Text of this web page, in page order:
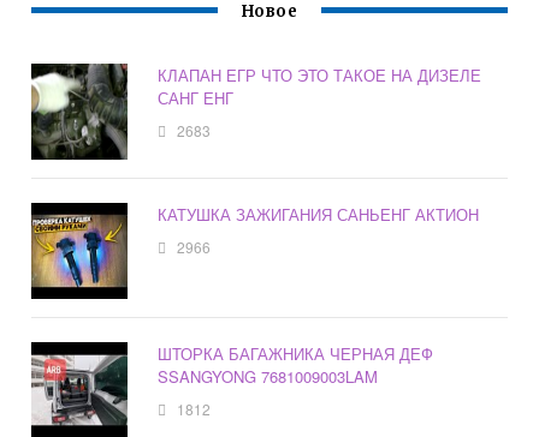
Новое
КЛАПАН ЕГР ЧТО ЭТО ТАКОЕ НА ДИЗЕЛЕ
САНГ ЕНГ
2683
КАТУШКА ЗАЖИГАНИЯ САНЬЕНГ АКТИОН
2966
ШТОРКА БАГАЖНИКА ЧЕРНАЯ ДЕФ
SSANGYONG 7681009003LAM
1812